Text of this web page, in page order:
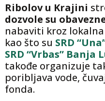
Ribolov u Krajini
dozvole su
nabaviti kroz
kao što su SRD
SRD “Vrbas” Banja
takođe organizuje
poribljava vode,
fonda.